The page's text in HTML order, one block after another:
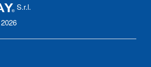
S.r.l.